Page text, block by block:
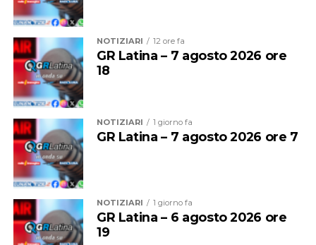
Questa mattina il primo treno a fermarsi alla stazione di
Cisterna era stato il regionale partito alle 11,56 dalla
stazione Termini. La presenza di una persona che dava
in escandescenza sui binari aveva costretto il treno a
fermarsi alla stazione precedente. La situazione
sembrava inizialmente rientrata, poi la sospensione del
traffico.
NOTIZIARI 12 ore fa
GR Latina – 7 agosto 2026 ore
18
NOTIZIARI 1 giorno fa
GR Latina – 7 agosto 2026 ore 7
NOTIZIARI 1 giorno fa
GR Latina – 6 agosto 2026 ore
19